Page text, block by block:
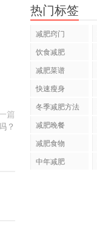
篇
？
热门标签
减肥窍门
饮食减肥
减肥菜谱
快速瘦身
冬季减肥方法
减肥晚餐
减肥食物
中年减肥